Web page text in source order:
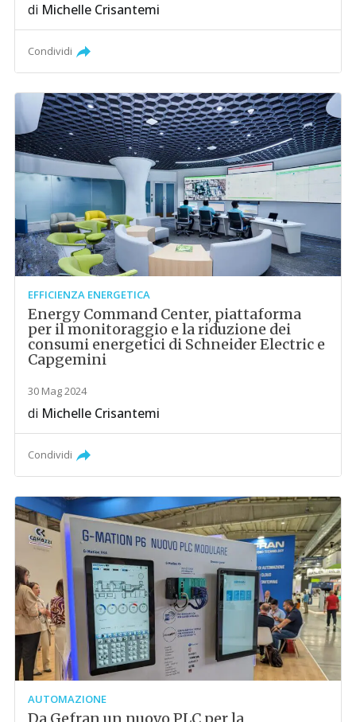
di Michelle Crisantemi
Condividi
EFFICIENZA ENERGETICA
Energy Command Center, piattaforma
per il monitoraggio e la riduzione dei
consumi energetici di Schneider Electric e
Capgemini
30 Mag 2024
di Michelle Crisantemi
Condividi
AUTOMAZIONE
Da Gefran un nuovo PLC per la